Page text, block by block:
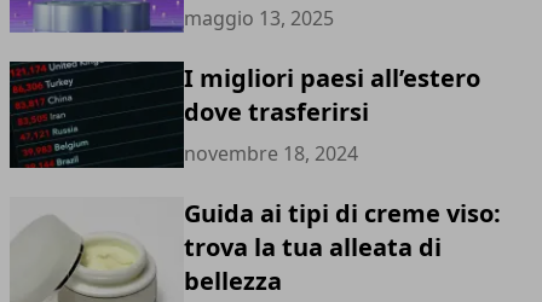
maggio 13, 2025
I migliori paesi all’estero
dove trasferirsi
novembre 18, 2024
Guida ai tipi di creme viso:
trova la tua alleata di
bellezza